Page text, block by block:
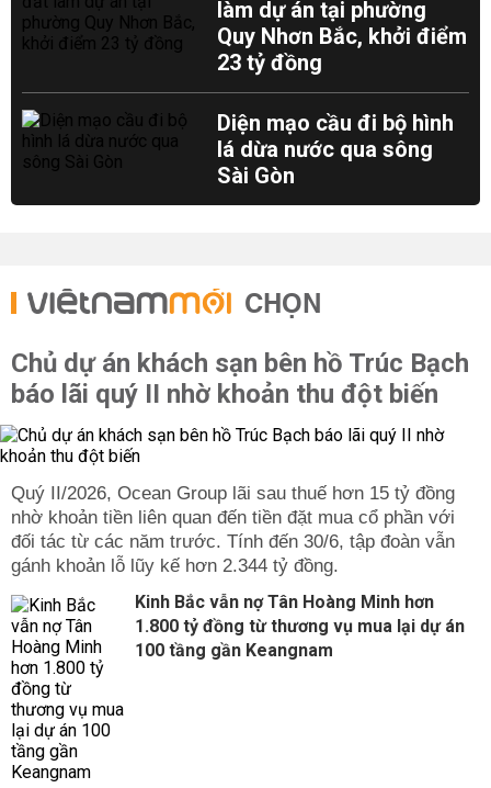
làm dự án tại phường
Quy Nhơn Bắc, khởi điểm
23 tỷ đồng
Diện mạo cầu đi bộ hình
lá dừa nước qua sông
Sài Gòn
CHỌN
Chủ dự án khách sạn bên hồ Trúc Bạch
báo lãi quý II nhờ khoản thu đột biến
Quý II/2026, Ocean Group lãi sau thuế hơn 15 tỷ đồng
nhờ khoản tiền liên quan đến tiền đặt mua cổ phần với
đối tác từ các năm trước. Tính đến 30/6, tập đoàn vẫn
gánh khoản lỗ lũy kế hơn 2.344 tỷ đồng.
Kinh Bắc vẫn nợ Tân Hoàng Minh hơn
1.800 tỷ đồng từ thương vụ mua lại dự án
100 tầng gần Keangnam